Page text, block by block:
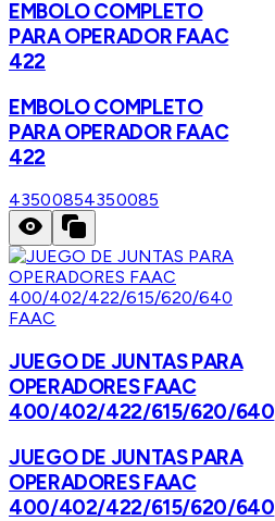
EMBOLO COMPLETO
PARA OPERADOR FAAC
422
EMBOLO COMPLETO
PARA OPERADOR FAAC
422
43500854350085
FAAC
JUEGO DE JUNTAS PARA
OPERADORES FAAC
400/402/422/615/620/640
JUEGO DE JUNTAS PARA
OPERADORES FAAC
400/402/422/615/620/640